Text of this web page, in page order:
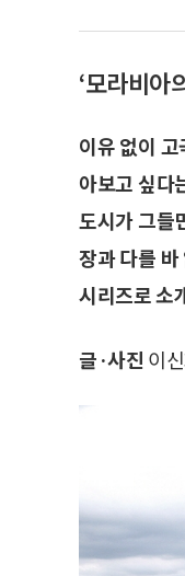
‘모라비아
이유 없이
아보고 싶다
도시가 그들
장과 다를
시리즈로 소
글·사진 이